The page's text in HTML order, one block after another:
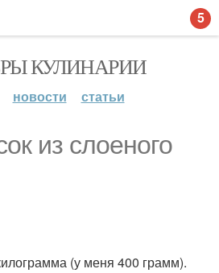
КУЛИНАРИИ
новости статьи
из слоеного
(у меня 400 грамм).
5